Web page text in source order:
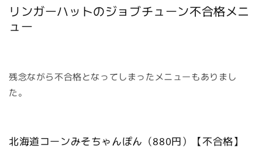
リンガーハットのジョブチューン不合格メニ
ュー
残念ながら不合格となってしまったメニューもありまし
た。
北海道コーンみそちゃんぽん（880円）【不合格】